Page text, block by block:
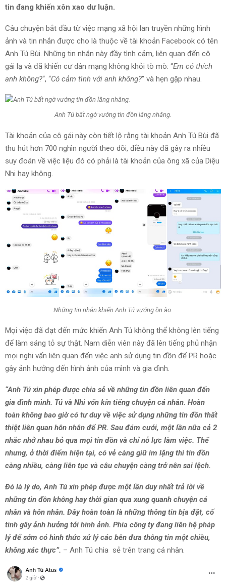
tin đang khiến xôn xao dư luận.
Câu chuyện bắt đầu từ việc mạng xã hội lan truyền những hình
ảnh và tin nhắn được cho là thuộc về tài khoản Facebook có tên
Anh Tú Bùi. Những tin nhắn này đầy tình cảm, liên quan đến cô
gái lạ và đã khiến cư dân mạng không khỏi tò mò: “Em có thích
anh không?“, “Có cảm tình với anh không?” và hẹn gặp nhau.
Anh Tú bất ngờ vướng tin đồn lăng nhăng.
Tài khoản của cô gái này còn tiết lộ rằng tài khoản Anh Tú Bùi đã
thu hút hơn 700 nghìn người theo dõi, điều này đã gây ra nhiều
suy đoán về việc liệu đó có phải là tài khoản của ông xã của Diệu
Nhi hay không.
Những tin nhắn khiến Anh Tú vướng ồn ào.
Mọi việc đã đạt đến mức khiến Anh Tú không thể không lên tiếng
để làm sáng tỏ sự thật. Nam diễn viên này đã lên tiếng phủ nhận
mọi nghi vấn liên quan đến việc anh sử dụng tin đồn để PR hoặc
gây ảnh hưởng đến hình ảnh của mình và gia đình.
“Anh Tú xin phép được chia sẻ về những tin đồn liên quan đến
gia đình mình. Tú và Nhi vốn kín tiếng chuyện cá nhân. Hoàn
toàn không bao giờ có tư duy về việc sử dụng những tin đồn thất
thiệt liên quan hôn nhân để PR. Sau đám cưới, một lần nữa cả 2
nhắc nhở nhau bỏ qua mọi tin đồn và chỉ nỗ lực làm việc. Thế
nhưng, ở thời điểm hiện tại, có vẻ càng giữ im lặng thì tin đồn
càng nhiều, càng liên tục và câu chuyện càng trở nên sai lệch.
Đó là lý do, Anh Tú xin phép được một lần duy nhất trả lời về
những tin đồn không hay thời gian qua xung quanh chuyện cá
nhân và hôn nhân. Đây hoàn toàn là những thông tin bịa đặt, cố
tình gây ảnh hưởng tới hình ảnh. Phía công ty đang liên hệ pháp
lý để sớm có hình thức xử lý các bên đưa thông tin một chiều,
không xác thực”. – Anh Tú chia sẻ trên trang cá nhân.